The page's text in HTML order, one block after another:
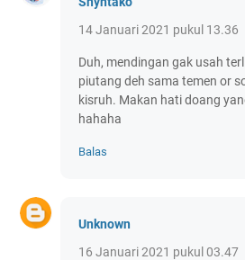
14 Januari 2021 pukul 13.36
Duh, mendingan gak usah
piutang deh sama temen or
kisruh. Makan hati doang
hahaha
Balas
Unknown
16 Januari 2021 pukul 03.47